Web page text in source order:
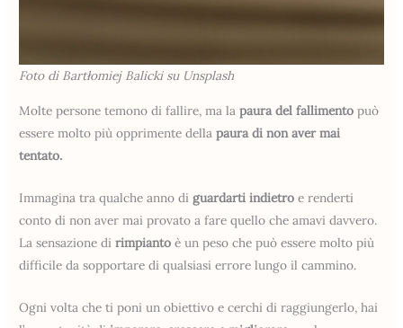
Foto di Bartłomiej Balicki su Unsplash
Molte persone temono di fallire, ma la paura del fallimento può
essere molto più opprimente dellapaura di non aver mai
tentato.
Immagina tra qualche anno di guardarti indietro e renderti
conto di non aver mai provato a fare quello che amavi davvero.
La sensazione dirimpiantoè un peso che può essere molto più
difficile da sopportare di qualsiasi errore lungo il cammino.
Ogni volta che ti poni un obiettivo e cerchi di raggiungerlo, hai